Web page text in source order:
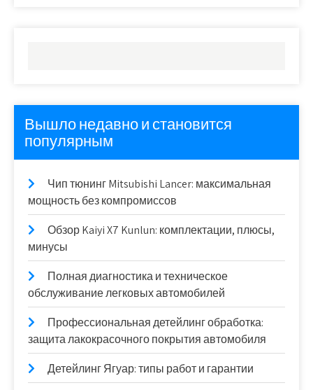
Вышло недавно и становится
популярным
Чип тюнинг Mitsubishi Lancer: максимальная
мощность без компромиссов
Обзор Kaiyi X7 Kunlun: комплектации, плюсы,
минусы
Полная диагностика и техническое
обслуживание легковых автомобилей
Профессиональная детейлинг обработка:
защита лакокрасочного покрытия автомобиля
Детейлинг Ягуар: типы работ и гарантии